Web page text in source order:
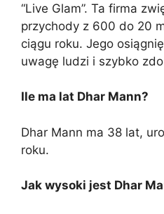
“Live Glam”. Ta firma
przychody z 600 do 20
ciągu roku. Jego
uwagę ludzi i szybko
Ile ma lat Dhar Mann?
Dhar Mann ma 38 lat,
roku.
Jak wysoki jest Dhar